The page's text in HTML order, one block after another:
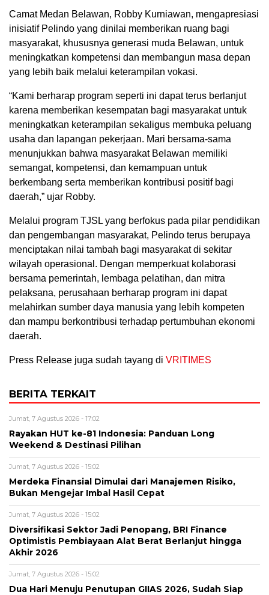
Camat Medan Belawan, Robby Kurniawan, mengapresiasi
inisiatif Pelindo yang dinilai memberikan ruang bagi
masyarakat, khususnya generasi muda Belawan, untuk
meningkatkan kompetensi dan membangun masa depan
yang lebih baik melalui keterampilan vokasi.
“Kami berharap program seperti ini dapat terus berlanjut
karena memberikan kesempatan bagi masyarakat untuk
meningkatkan keterampilan sekaligus membuka peluang
usaha dan lapangan pekerjaan. Mari bersama-sama
menunjukkan bahwa masyarakat Belawan memiliki
semangat, kompetensi, dan kemampuan untuk
berkembang serta memberikan kontribusi positif bagi
daerah,” ujar Robby.
Melalui program TJSL yang berfokus pada pilar pendidikan
dan pengembangan masyarakat, Pelindo terus berupaya
menciptakan nilai tambah bagi masyarakat di sekitar
wilayah operasional. Dengan memperkuat kolaborasi
bersama pemerintah, lembaga pelatihan, dan mitra
pelaksana, perusahaan berharap program ini dapat
melahirkan sumber daya manusia yang lebih kompeten
dan mampu berkontribusi terhadap pertumbuhan ekonomi
daerah.
Press Release juga sudah tayang di VRITIMES
BERITA TERKAIT
Jumat, 7 Agustus 2026 - 17:02
Rayakan HUT ke-81 Indonesia: Panduan Long
Weekend & Destinasi Pilihan
Jumat, 7 Agustus 2026 - 15:02
Merdeka Finansial Dimulai dari Manajemen Risiko,
Bukan Mengejar Imbal Hasil Cepat
Jumat, 7 Agustus 2026 - 15:02
Diversifikasi Sektor Jadi Penopang, BRI Finance
Optimistis Pembiayaan Alat Berat Berlanjut hingga
Akhir 2026
Jumat, 7 Agustus 2026 - 15:02
Dua Hari Menuju Penutupan GIIAS 2026, Sudah Siap